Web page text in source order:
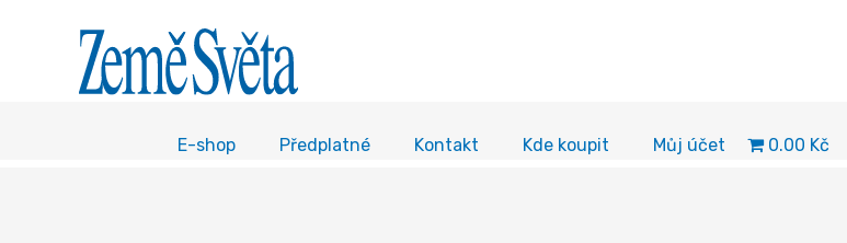
E-shop Předplatné Kontakt Kde koupit Můj účet 0.00 Kč